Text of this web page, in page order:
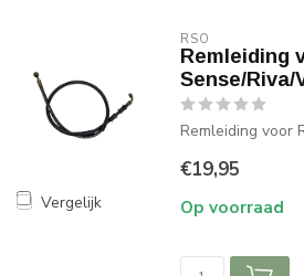
Vergelijk
RSO
Remleiding
Sense/Riva/
Remleiding voor
€19,95
Op voorraad